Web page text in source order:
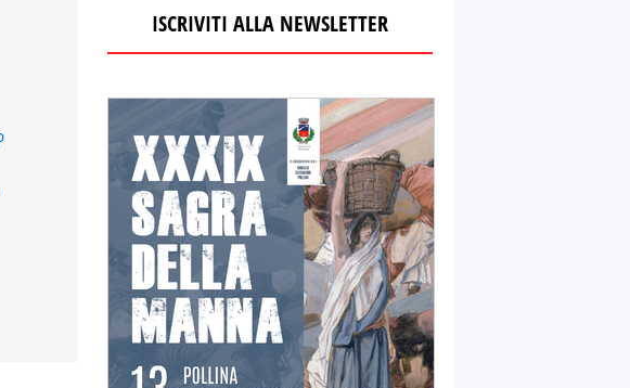
ISCRIVITI ALLA NEWSLETTER